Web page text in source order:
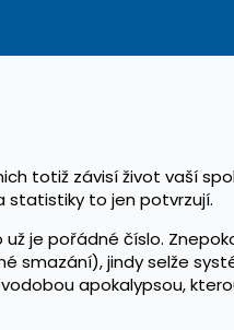
totiž závisí život vaší
statistiky to jen potvrzují.
je pořádné číslo.
smazání), jindy selže
apokalypsou,